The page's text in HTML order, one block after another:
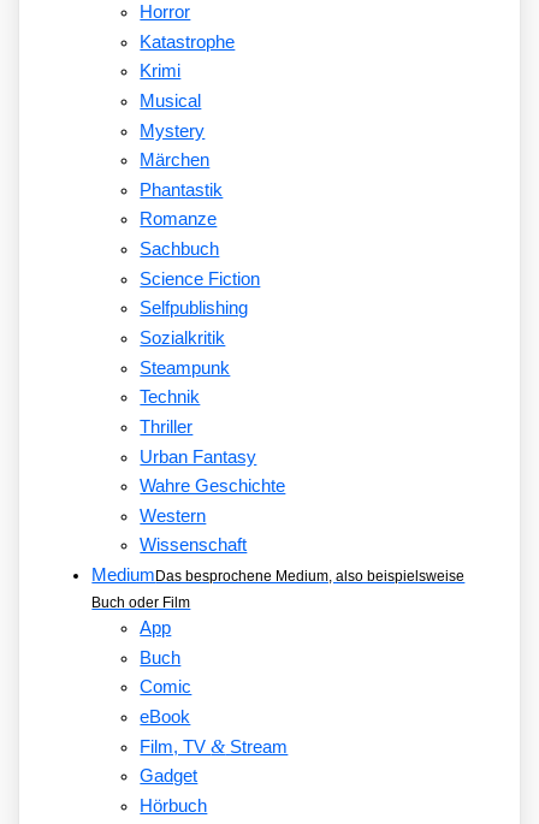
Horror
Katastrophe
Krimi
Musical
Mystery
Märchen
Phantastik
Romanze
Sachbuch
Science Fiction
Selfpublishing
Sozialkritik
Steampunk
Technik
Thriller
Urban Fantasy
Wahre Geschichte
Western
Wissenschaft
Medium Das besprochene Medium, also beispielsweise
Buch oder Film
App
Buch
Comic
eBook
Film, TV&Stream
Gadget
Hörbuch